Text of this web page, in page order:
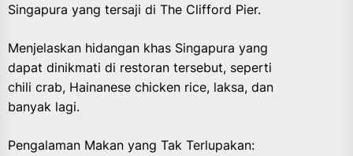
Singapura yang tersaji di The Clifford Pier.
Menjelaskan hidangan khas Singapura yang
dapat dinikmati di restoran tersebut, seperti
chili crab, Hainanese chicken rice, laksa, dan
banyak lagi.
Pengalaman Makan yang Tak Terlupakan: